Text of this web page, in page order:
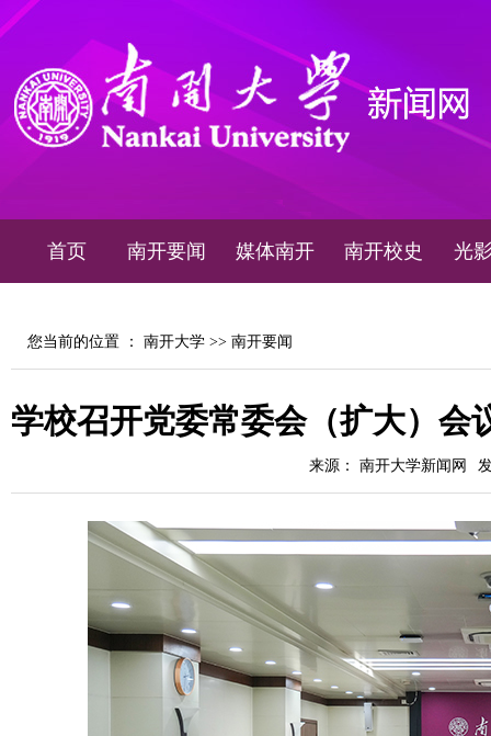
首页 南开要闻 媒体南开 南开校史 光
您当前的位置 ： 南开大学 >> 南开要闻
学校召开党委常委会（扩大）会
来源： 南开大学新闻网